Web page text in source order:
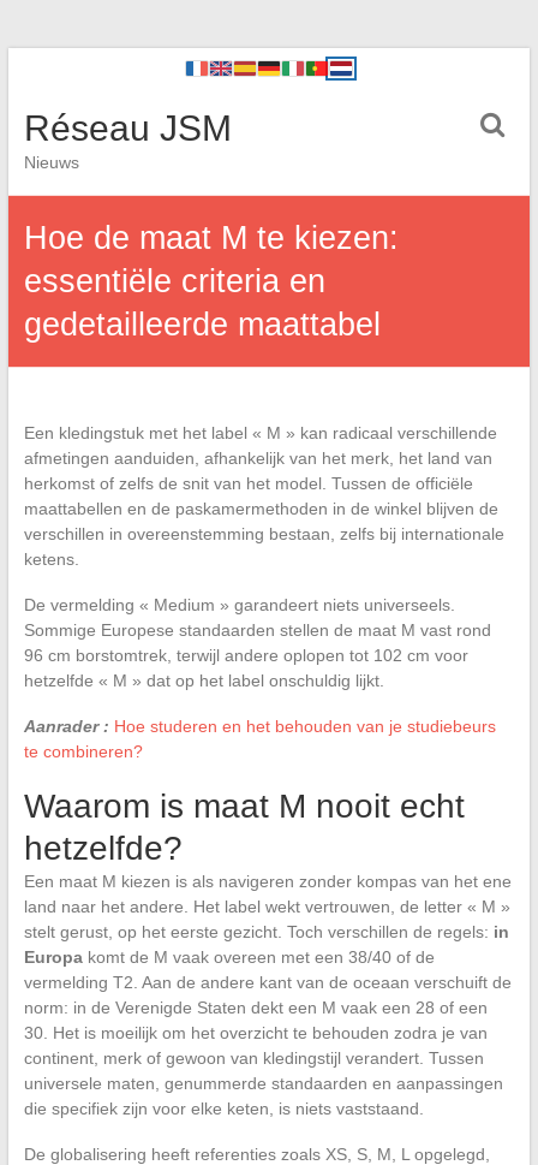
Réseau JSM
Nieuws
Hoe de maat M te kiezen:
essentiële criteria en
gedetailleerde maattabel
Een kledingstuk met het label « M » kan radicaal verschillende
afmetingen aanduiden, afhankelijk van het merk, het land van
herkomst of zelfs de snit van het model. Tussen de officiële
maattabellen en de paskamermethoden in de winkel blijven de
verschillen in overeenstemming bestaan, zelfs bij internationale
ketens.
De vermelding « Medium » garandeert niets universeels.
Sommige Europese standaarden stellen de maat M vast rond
96 cm borstomtrek, terwijl andere oplopen tot 102 cm voor
hetzelfde « M » dat op het label onschuldig lijkt.
Aanrader : Hoe studeren en het behouden van je studiebeurs
te combineren?
Waarom is maat M nooit echt
hetzelfde?
Een maat M kiezen is als navigeren zonder kompas van het ene
land naar het andere. Het label wekt vertrouwen, de letter « M »
stelt gerust, op het eerste gezicht. Toch verschillen de regels: in
Europakomt de M vaak overeen met een 38/40 of de
vermelding T2. Aan de andere kant van de oceaan verschuift de
norm: in de Verenigde Staten dekt een M vaak een 28 of een
30. Het is moeilijk om het overzicht te behouden zodra je van
continent, merk of gewoon van kledingstijl verandert. Tussen
universele maten, genummerde standaarden en aanpassingen
die specifiek zijn voor elke keten, is niets vaststaand.
De globalisering heeft referenties zoals XS, S, M, L opgelegd,